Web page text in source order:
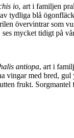
io, art i familjen
tydliga blå
övervintrar som
ses mycket tidigt på
antiopa, art i
vingar med bred, gul
frukt. Sorgmantel